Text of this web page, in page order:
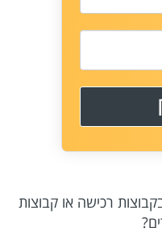
רכישה או קבוצות